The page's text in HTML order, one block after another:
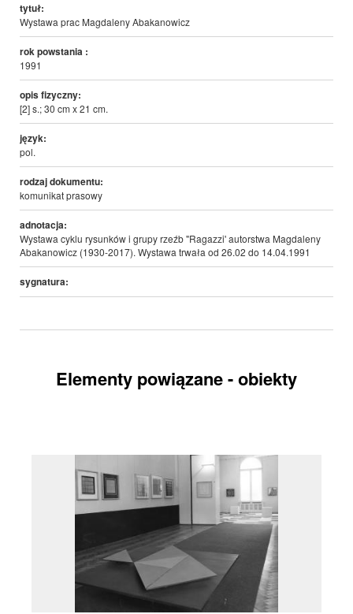
tytuł:
Wystawa prac Magdaleny Abakanowicz
rok powstania :
1991
opis fizyczny:
[2] s.; 30 cm x 21 cm.
język:
pol.
rodzaj dokumentu:
komunikat prasowy
adnotacja:
Wystawa cyklu rysunków i grupy rzeźb "Ragazzi' autorstwa Magdaleny
Abakanowicz (1930-2017). Wystawa trwała od 26.02 do 14.04.1991
sygnatura:
Elementy powiązane - obiekty